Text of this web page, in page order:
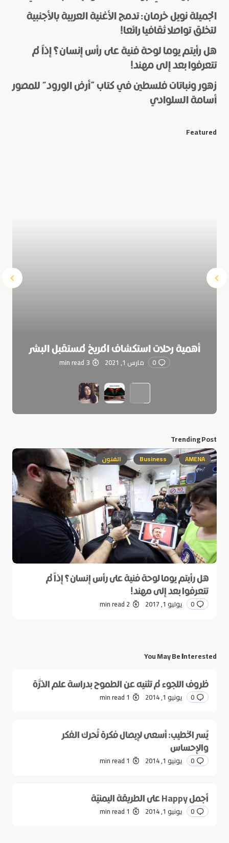
Name
*
E-mail
*
الجميلة نويل خرمان: تدمج الأغنية العربية بالأجنبية
لتخلق تواصلا ثقافيا رائعا!
هل رأيتم يوما لوحة فنية على رأس إنسان؟ إذاً لم
تتعرفوا بعد إلى مهند!
زهور ونباتات فلسطين في كتاب “أرض الورود” للمصور
أسامة السلوادي
Featured
أهمية رحلات استكشاف المريخ لمستقبل البشر
0 مارس 1, 2021 3 min read
Trending Post
AMENA
Business الفنون
هل رأيتم يوما لوحة فنية على رأس إنسان؟ إذاً لم
تتعرفوا بعد إلى مهند!
0 يوليو 1, 2017 2 min read
You May Be Interested
ظروف اللجوء لم تثنيه عن الطموح بدراسة علم الذرَّة
0 يونيو 1, 2014 1 min read
يُسر الخطيب: أسعى لإيصال فكرة تُحرك الفكر
والإحساس
0 يونيو 1, 2014 1 min read
أجمل Happy على الطريقة اليمنيّة
0 يونيو 1, 2014 1 min read